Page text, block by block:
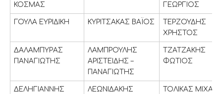
ΚΟΣΜΑΣ
ΓΕΩΡΓΙΟΣ
ΓΟΥΛΑ ΕΥΡΙΔΙΚΗ ΚΥΡΙΤΣΑΚΑΣ ΒΑΪΟΣ
ΤΕΡΖΟΥΔΗΣ
ΧΡΗΣΤΟΣ
ΔΑΛΑΜΠΥΡΑΣ
ΠΑΝΑΓΙΩΤΗΣ
ΛΑΜΠΡΟΥΛΗΣ
ΑΡΙΣΤΕΙΔΗΣ –
ΠΑΝΑΓΙΩΤΗΣ
ΤΖΑΤΖΑΚΗΣ
ΦΩΤΙΟΣ
ΔΕΛΗΓΙΑΝΝΗΣ
ΛΕΩΝΙΔΑΚΗΣ
ΤΟΛΙΚΑΣ